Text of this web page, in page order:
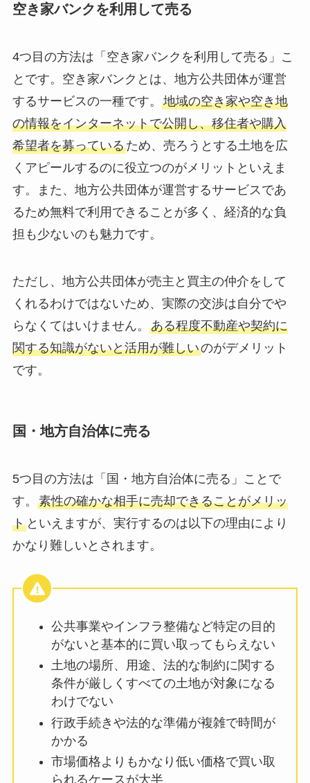
空き家バンクを利用して売る
4つ目の方法は「空き家バンクを利用して売る」こ
とです。空き家バンクとは、地方公共団体が運営
するサービスの一種です。 地域の空き家や空き地
の情報をインターネットで公開し、移住者や購入
希望者を募っているため、売ろうとする土地を広
くアピールするのに役立つのがメリットといえま
す。また、地方公共団体が運営するサービスであ
るため無料で利用できることが多く、経済的な負
担も少ないのも魅力です。
ただし、地方公共団体が売主と買主の仲介をして
くれるわけではないため、実際の交渉は自分でや
らなくてはいけません。 ある程度不動産や契約に
関する知識がないと活用が難しいのがデメリット
です。
国・地方自治体に売る
5つ目の方法は「国・地方自治体に売る」ことで
す。 素性の確かな相手に売却できることがメリッ
トといえますが、実行するのは以下の理由により
かなり難しいとされます。
公共事業やインフラ整備など特定の目的
がないと基本的に買い取ってもらえない
土地の場所、用途、法的な制約に関する
条件が厳しくすべての土地が対象になる
わけでない
行政手続きや法的な準備が複雑で時間が
かかる
市場価格よりもかなり低い価格で買い取
られるケースが大半